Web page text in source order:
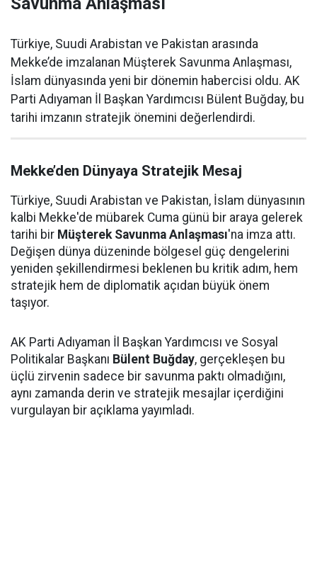
Türkiye, Suudi Arabistan ve Pakistan arasında
Mekke’de imzalanan Müşterek Savunma Anlaşması,
İslam dünyasında yeni bir dönemin habercisi oldu. AK
Parti Adıyaman İl Başkan Yardımcısı Bülent Buğday, bu
tarihi imzanın stratejik önemini değerlendirdi.
Mekke’den Dünyaya Stratejik Mesaj
Türkiye, Suudi Arabistan ve Pakistan, İslam dünyasının
kalbi Mekke'de mübarek Cuma günü bir araya gelerek
tarihi bir Müşterek Savunma Anlaşması'na imza attı.
Değişen dünya düzeninde bölgesel güç dengelerini
yeniden şekillendirmesi beklenen bu kritik adım, hem
stratejik hem de diplomatik açıdan büyük önem
taşıyor.
AK Parti Adıyaman İl Başkan Yardımcısı ve Sosyal
Politikalar Başkanı Bülent Buğday, gerçekleşen bu
üçlü zirvenin sadece bir savunma paktı olmadığını,
aynı zamanda derin ve stratejik mesajlar içerdiğini
vurgulayan bir açıklama yayımladı.